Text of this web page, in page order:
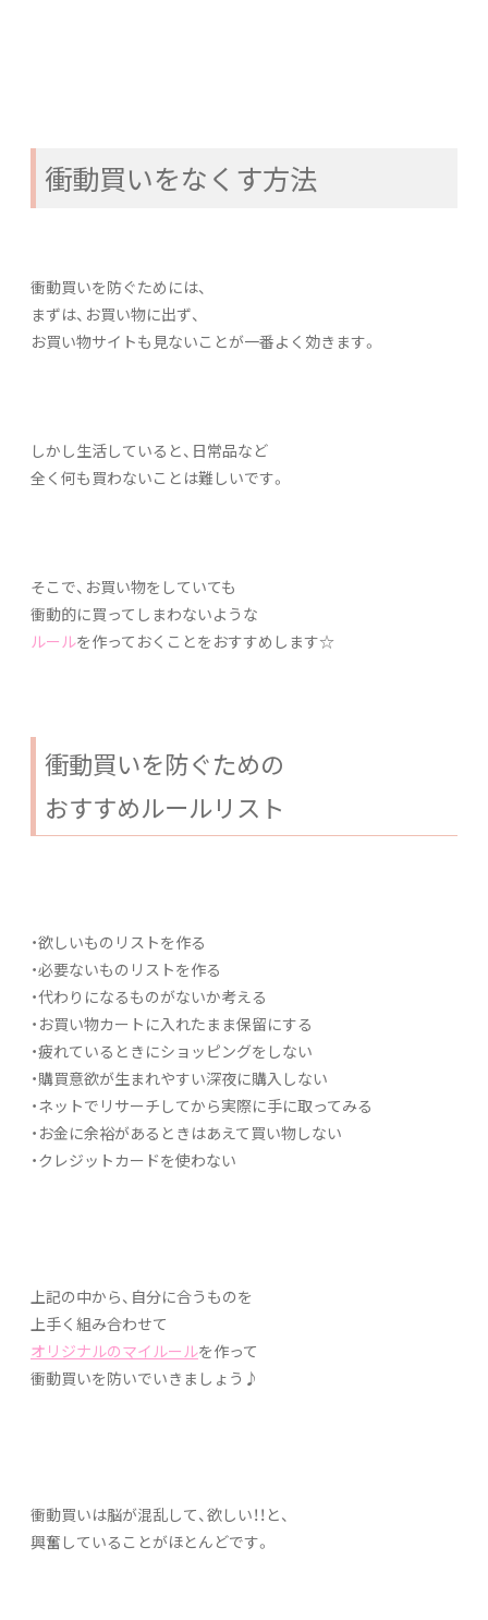
衝動買いをなくす方法
衝動買いを防ぐためには、
まずは、お買い物に出ず、
お買い物サイトも見ないことが一番よく効きます。
しかし生活していると、日常品など
全く何も買わないことは難しいです。
そこで、お買い物をしていても
衝動的に買ってしまわないような
ルールを作っておくことをおすすめします☆
衝動買いを防ぐための
おすすめルールリスト
・欲しいものリストを作る
・必要ないものリストを作る
・代わりになるものがないか考える
・お買い物カートに入れたまま保留にする
・疲れているときにショッピングをしない
・購買意欲が生まれやすい深夜に購入しない
・ネットでリサーチしてから実際に手に取ってみる
・お金に余裕があるときはあえて買い物しない
・クレジットカードを使わない
上記の中から、自分に合うものを
上手く組み合わせて
オリジナルのマイルールを作って
衝動買いを防いでいきましょう♪
衝動買いは脳が混乱して、欲しい！！と、
興奮していることがほとんどです。